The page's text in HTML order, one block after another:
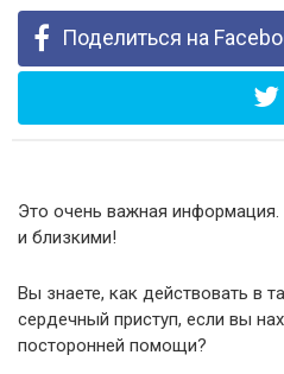
Поделиться на
Это очень важная
и близкими!
Вы знаете, как действовать в
сердечный приступ, если вы
посторонней помощи?